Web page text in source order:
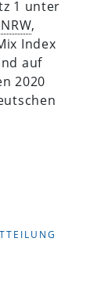
1 unter
NRW,
Index
auf
2020